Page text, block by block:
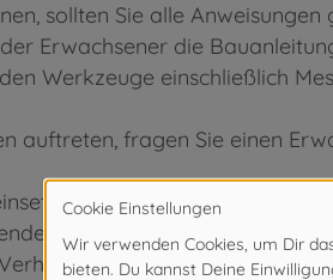
sollten Sie alle
Erwachsener die
Werkzeuge einschließlich
auftreten, fragen Sie einen
Bei fehlerhafter
(nicht im Bausatz
Sie, dass Kinder